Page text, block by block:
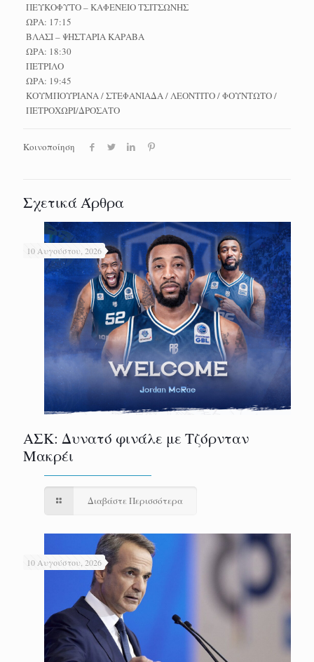
ΠΕΥΚΟΦΥΤΟ – ΚΑΦΕΝΕΙΟ ΤΣΙΤΣΩΝΗΣ
ΩΡΑ: 17:15
ΒΛΑΣΙ – ΨΗΣΤΑΡΙΑ ΚΑΡΑΒΑ
ΩΡΑ: 18:30
ΠΕΤΡΙΛΟ
ΩΡΑ: 19:45
ΚΟΥΜΠΟΥΡΙΑΝΑ / ΣΤΕΦΑΝΙΑΔΑ / ΛΕΟΝΤΙΤΟ / ΦΟΥΝΤΩΤΟ /
ΠΕΤΡΟΧΩΡΙ/ΔΡΟΣΑΤΟ
Κοινοποίηση
Σχετικά Άρθρα
10 Αυγούστου, 2026
ΑΣΚ: Δυνατό φινάλε με Τζόρνταν
Μακρέι
Διαβάστε Περισσότερα
10 Αυγούστου, 2026